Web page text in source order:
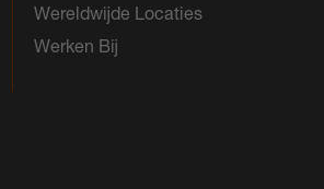
Wereldwijde Locaties
Werken Bij